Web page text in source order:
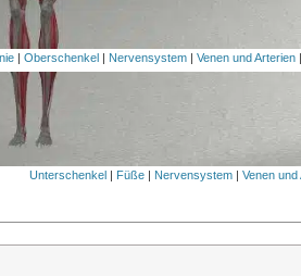
| Oberschenkel| Nervensystem| Venen und Arterien|
Unterschenkel Füße Nervensystem |Venen und